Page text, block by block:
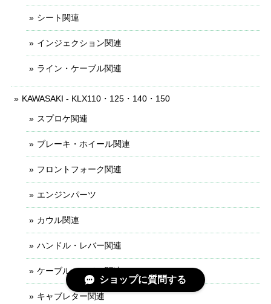
シート関連
インジェクション関連
ライン・ケーブル関連
KAWASAKI - KLX110・125・140・150
スプロケ関連
ブレーキ・ホイール関連
フロントフォーク関連
エンジンパーツ
カウル関連
ハンドル・レバー関連
ケーブル・ライン関連
キャブレター関連
ショップに質問する